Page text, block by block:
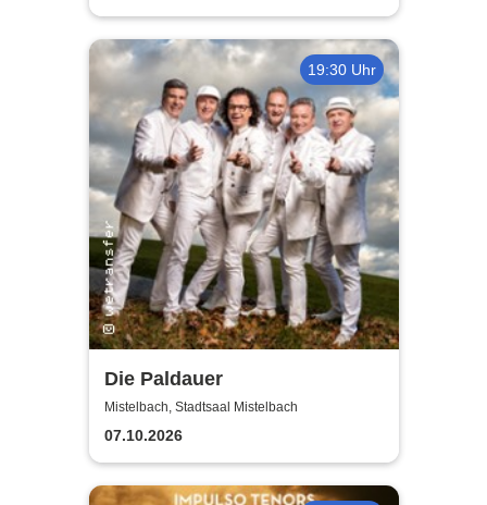
19:30 Uhr
Die Paldauer
Mistelbach, Stadtsaal Mistelbach
07.10.2026